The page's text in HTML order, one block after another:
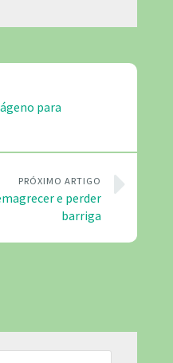
para
PRÓXIMO ARTIGO
e perder
barriga